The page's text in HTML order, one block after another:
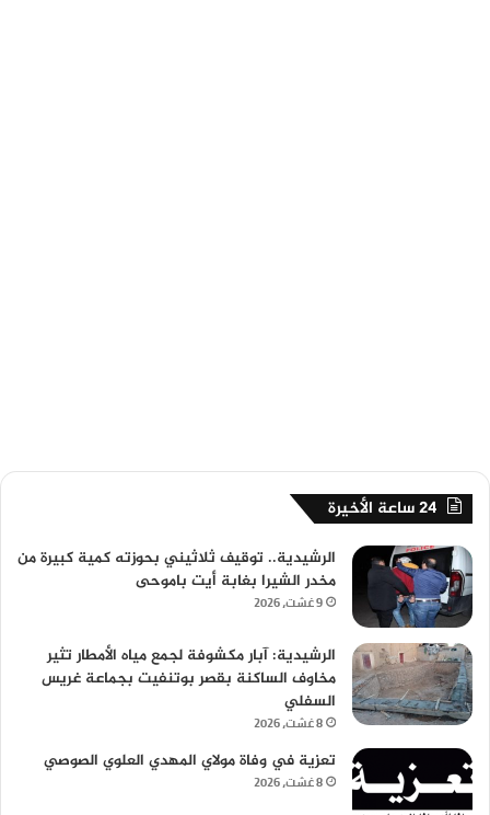
24 ساعة الأخيرة
الرشيدية.. توقيف ثلاثيني بحوزته كمية كبيرة من
مخدر الشيرا بغابة أيت باموحى
9 غشت، 2026
الرشيدية: آبار مكشوفة لجمع مياه الأمطار تثير
مخاوف الساكنة بقصر بوتنفيت بجماعة غريس
السفلي
8 غشت، 2026
تعزية في وفاة مولاي المهدي العلوي الصوصي
8 غشت، 2026